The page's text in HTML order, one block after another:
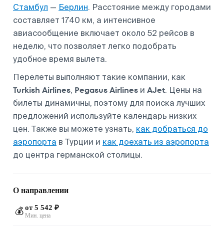
Стамбул — Берлин. Расстояние между городами
составляет 1740 км, а интенсивное
авиасообщение включает около 52 рейсов в
неделю, что позволяет легко подобрать
удобное время вылета.
Перелеты выполняют такие компании, как
Turkish Airlines, Pegasus Airlines и AJet. Цены на
билеты динамичны, поэтому для поиска лучших
предложений используйте календарь низких
цен. Также вы можете узнать, как добраться до
аэропорта в Турции и как доехать из аэропорта
до центра германской столицы.
О направлении
💰 от 5 542 ₽
Мин. цена